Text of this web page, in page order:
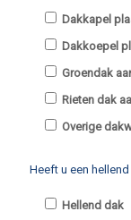
Dakkapel
Dakkoepel
Groendak
Rieten dak
Overige
Heeft u een
Hellend dak